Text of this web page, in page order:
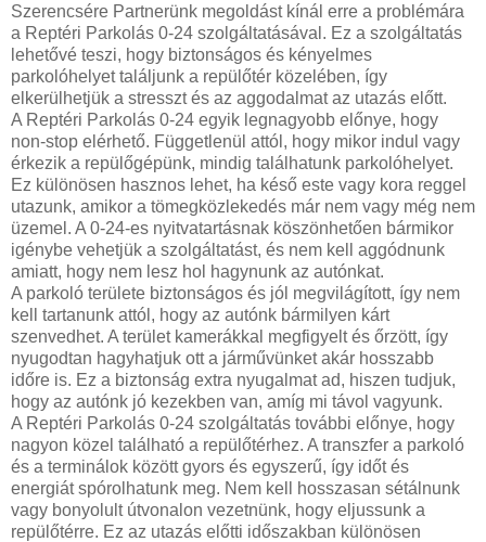
Szerencsére Partnerünk megoldást kínál erre a problémára
a Reptéri Parkolás 0-24 szolgáltatásával. Ez a szolgáltatás
lehetővé teszi, hogy biztonságos és kényelmes
parkolóhelyet találjunk a repülőtér közelében, így
elkerülhetjük a stresszt és az aggodalmat az utazás előtt.
A Reptéri Parkolás 0-24 egyik legnagyobb előnye, hogy
non-stop elérhető. Függetlenül attól, hogy mikor indul vagy
érkezik a repülőgépünk, mindig találhatunk parkolóhelyet.
Ez különösen hasznos lehet, ha késő este vagy kora reggel
utazunk, amikor a tömegközlekedés már nem vagy még nem
üzemel. A 0-24-es nyitvatartásnak köszönhetően bármikor
igénybe vehetjük a szolgáltatást, és nem kell aggódnunk
amiatt, hogy nem lesz hol hagynunk az autónkat.
A parkoló területe biztonságos és jól megvilágított, így nem
kell tartanunk attól, hogy az autónk bármilyen kárt
szenvedhet. A terület kamerákkal megfigyelt és őrzött, így
nyugodtan hagyhatjuk ott a járművünket akár hosszabb
időre is. Ez a biztonság extra nyugalmat ad, hiszen tudjuk,
hogy az autónk jó kezekben van, amíg mi távol vagyunk.
A Reptéri Parkolás 0-24 szolgáltatás további előnye, hogy
nagyon közel található a repülőtérhez. A transzfer a parkoló
és a terminálok között gyors és egyszerű, így időt és
energiát spórolhatunk meg. Nem kell hosszasan sétálnunk
vagy bonyolult útvonalon vezetnünk, hogy eljussunk a
repülőtérre. Ez az utazás előtti időszakban különösen